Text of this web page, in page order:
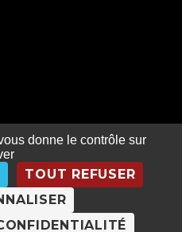
2019 |Contact|
| Exercez vos
du site
donne le contrôle sur
TOUT REFUSER